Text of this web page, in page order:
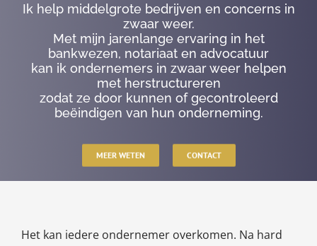
Ik help middelgrote bedrijven en concerns in
zwaar weer.
Met mijn jarenlange ervaring in het
bankwezen, notariaat en advocatuur
kan ik ondernemers in zwaar weer helpen
met herstructureren
zodat ze door kunnen of gecontroleerd
beëindigen van hun onderneming.
MEER WETEN CONTACT
Het kan iedere ondernemer overkomen. Na hard